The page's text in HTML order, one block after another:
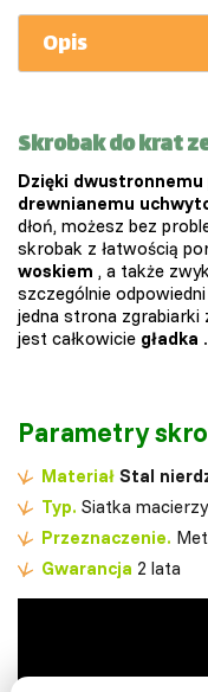
Opis
Skrobak do krat
Dzięki dwustronnemu
drewnianemu
dłoń, możesz bez
skrobak z łatwością
woskiem , a także
szczególnie
jedna strona zgrabiarki
jest całkowicie gładka .
Parametry
Materiał Stal
Typ. Siatka macierzy
Przeznaczenie.
Gwarancja 2 lata